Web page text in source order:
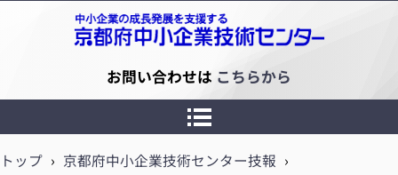
京都府中小企業技術センター
お問い合わせは こちらから
トップ › 京都府中小企業技術センター技報 ›